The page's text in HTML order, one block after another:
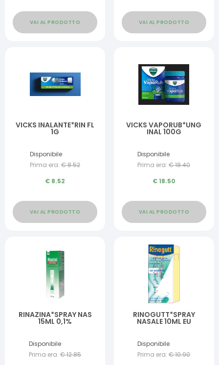
VAI AL PRODOTTO VAI AL PRODOTTO
VICKS INALANTE*RIN FL
1G
Disponibile
Prima era: €8.52
€ 8.52
VAI AL PRODOTTO
VICKS VAPORUB*UNG
INAL 100G
Disponibile
Prima era: €18.40
€18.50
VAI AL PRODOTTO
RINAZINA*SPRAY NAS
15ML 0,1%
Disponibile
Prima era: €12.85
RINOGUTT*SPRAY
NASALE 10ML EU
Disponibile
Prima era: €10.90